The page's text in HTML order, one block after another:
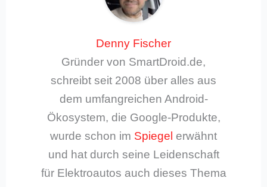
Denny Fischer
Gründer von SmartDroid.de,
schreibt seit 2008 über alles aus
dem umfangreichen Android-
Ökosystem, die Google-Produkte,
wurde schon im Spiegel erwähnt
und hat durch seine Leidenschaft
für Elektroautos auch dieses Thema